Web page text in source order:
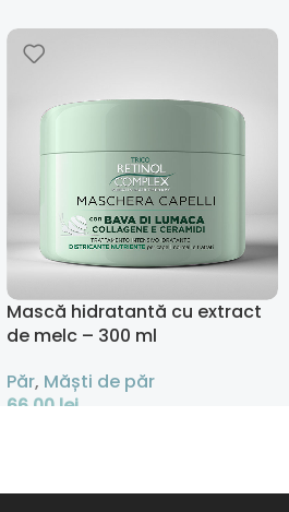
Mască hidratantă cu extract
de melc – 300 ml
Păr, Măști de păr
66,00 lei